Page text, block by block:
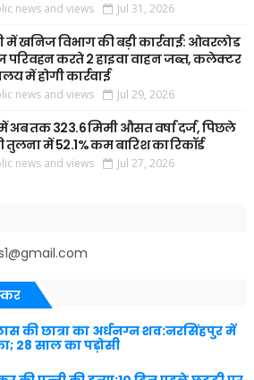
news and views Jul 31, 2026
खनिज विभाग की बड़ी कार्रवाई: ओवरलोड
परिवहन करते 2 हाइवा वाहन जब्त, कलेक्टर
में होगी कार्रवाई
news and views Jul 29, 2026
अब तक 323.6 मिमी औसत वर्षा दर्ज, पिछले
तुलना में 52.1% कम बारिश का रिकॉर्ड
news and views Jul 27, 2026
की छात्रा का अर्धनग्न शव:नरसिंहपुर में
28 साल का पड़ोसी